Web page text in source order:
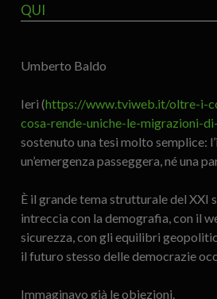
QUI
Umberto Baldo
Ieri (https://www.tviweb.it/oltre-i-
cosa-rende-uniche-le-migrazioni-
sostenuto una tesi molto semplice:
un’emergenza passeggera, né una
È il grande tema strutturale del XXI
intreccia con la demografia, con il
sicurezza, con gli equilibri
il futuro stesso delle democrazie
Immaginavo già le obiezioni.